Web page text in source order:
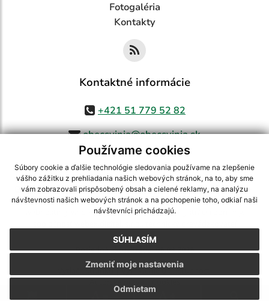
Používame cookies
Súbory cookie a ďalšie technológie sledovania používame na zlepšenie
vášho zážitku z prehliadania našich webových stránok, na to, aby sme
vám zobrazovali prispôsobený obsah a cielené reklamy, na analýzu
návštevnosti našich webových stránok a na pochopenie toho, odkiaľ naši
návštevníci prichádzajú.
SÚHLASÍM
Odmietam
Zmeniť moje nastavenia
Fotogaléria
Kontakty
Kontaktné informácie
+421 51 779 52 82
obecsvinia@obecsvinia.sk
využite možnosť získavania aktuálnych informácií s využitím RSS
CMS systém (redakčný) systém ECHELON 2,Mapa stránok,web portál
webex.digital, s.r.o.,domény,registrácia domény
Posledná aktualizácia:06.08.2026
Vytlačiť stránku|Vyhlásenie o prístupnosti